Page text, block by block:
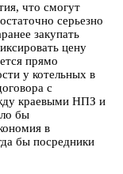
что смогут
серьезно
закупать
цену
прямо
у котельных в
с
краевыми НПЗ и
бы
в
бы посредники